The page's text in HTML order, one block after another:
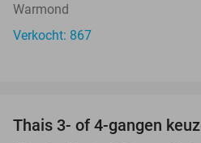
Warmond
Verkocht: 867
Thais 3- of 4-gangen